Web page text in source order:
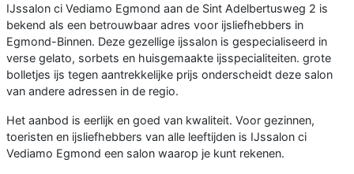
IJssalon ci Vediamo Egmond aan de Sint Adelbertusweg 2 is
bekend als een betrouwbaar adres voor ijsliefhebbers in
Egmond-Binnen. Deze gezellige ijssalon is gespecialiseerd in
verse gelato, sorbets en huisgemaakte ijsspecialiteiten. grote
bolletjes ijs tegen aantrekkelijke prijs onderscheidt deze salon
van andere adressen in de regio.
Het aanbod is eerlijk en goed van kwaliteit. Voor gezinnen,
toeristen en ijsliefhebbers van alle leeftijden is IJssalon ci
Vediamo Egmond een salon waarop je kunt rekenen.